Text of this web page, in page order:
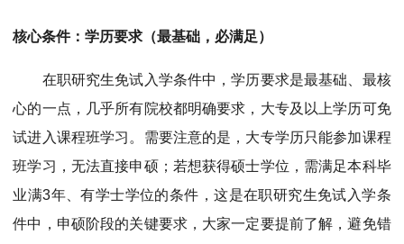
核心条件：学历要求（最基础，必满足）
在职研究生免试入学条件中，学历要求是最基础、最核
心的一点，几乎所有院校都明确要求，大专及以上学历可免
试进入课程班学习。需要注意的是，大专学历只能参加课程
班学习，无法直接申硕；若想获得硕士学位，需满足本科毕
业满3年、有学士学位的条件，这是在职研究生免试入学条
件中，申硕阶段的关键要求，大家一定要提前了解，避免错